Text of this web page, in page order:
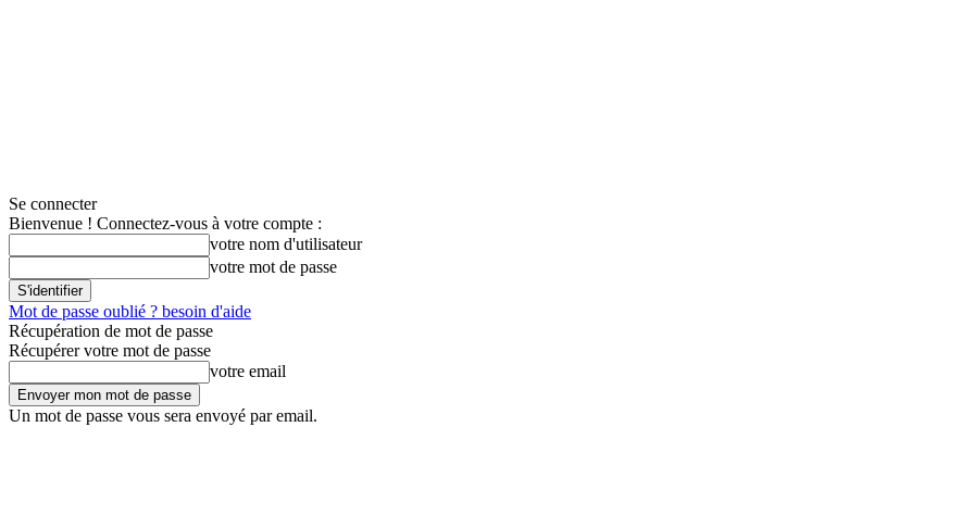
Se connecter
Bienvenue ! Connectez-vous à votre compte :
votre nom d'utilisateur
votre mot de passe
Mot de passe oublié ? besoin d'aide
Récupération de mot de passe
Récupérer votre mot de passe
votre email
Un mot de passe vous sera envoyé par email.